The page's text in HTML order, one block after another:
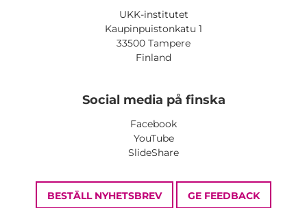
UKK-institutet
Kaupinpuistonkatu 1
33500 Tampere
Finland
Social media på finska
Facebook
YouTube
SlideShare
BESTÄLL NYHETSBREV GE FEEDBACK